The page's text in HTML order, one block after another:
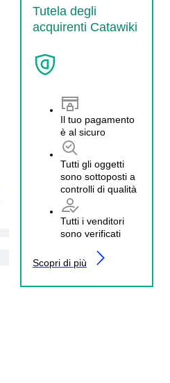
Tutela degli
acquirenti Catawiki
Il tuo pagamento
è al sicuro
Tutti gli oggetti
sono sottoposti a
controlli di qualità
Tutti i venditori
sono verificati
Scopri di più